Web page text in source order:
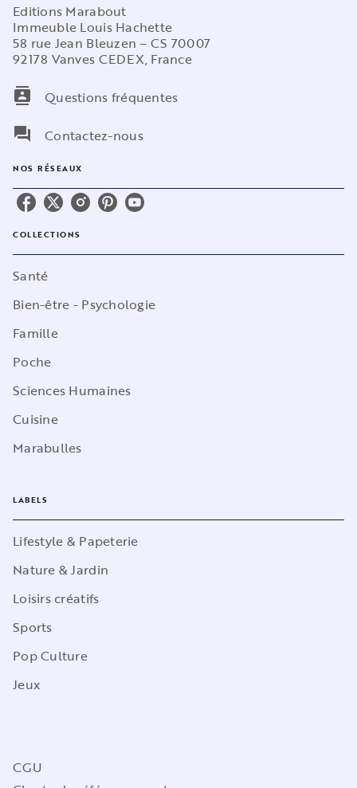
Editions Marabout
Immeuble Louis Hachette
58 rue Jean Bleuzen – CS 70007
92178 Vanves CEDEX, France
contacts
Questions fréquentes
question_answer
Contactez-nous
NOS RÉSEAUX
COLLECTIONS
Santé
Bien-être - Psychologie
Famille
Poche
Sciences Humaines
Cuisine
Marabulles
LABELS
Lifestyle & Papeterie
Nature & Jardin
Loisirs créatifs
Sports
Pop Culture
Jeux
CGU